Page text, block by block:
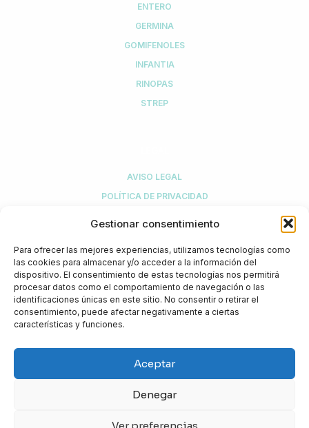
Gestionar consentimiento
Para ofrecer las mejores experiencias, utilizamos tecnologías como
las cookies para almacenar y/o acceder a la información del
dispositivo. El consentimiento de estas tecnologías nos permitirá
procesar datos como el comportamiento de navegación o las
identificaciones únicas en este sitio. No consentir o retirar el
consentimiento, puede afectar negativamente a ciertas
características y funciones.
Aceptar
Denegar
Ver preferencias
ENTERO
GERMINA
GOMIFENOLES
INFANTIA
RINOPAS
STREP
AVISO LEGAL
POLÍTICA DE PRIVACIDAD
MI CUENTA
¿NECESITAS AYUDA?
+34 916 774 308
info@biotical.es
Biotical Health, S.L.U.
C/ Sierra de Guadarrama, 1
Kudos Innovation Campus San Fernando